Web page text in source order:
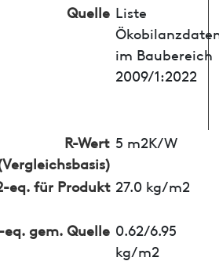
Quelle Liste
im Baubereich
2009/1:2022
R-Wert 5 m2K/W
eq. für Produkt 27.0 kg/m2
eq. gem. Quelle 0.62/6.95
kg/m2